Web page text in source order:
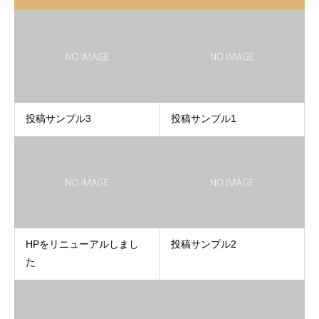
投稿サンプル3 投稿サンプル1
HPをリニューアルしまし
た
投稿サンプル2